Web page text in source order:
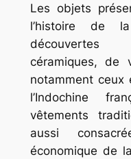
Les objets
l’histoire de
découvertes
céramiques,
notamment ceux
l’Indochine
vêtements
aussi
économique de